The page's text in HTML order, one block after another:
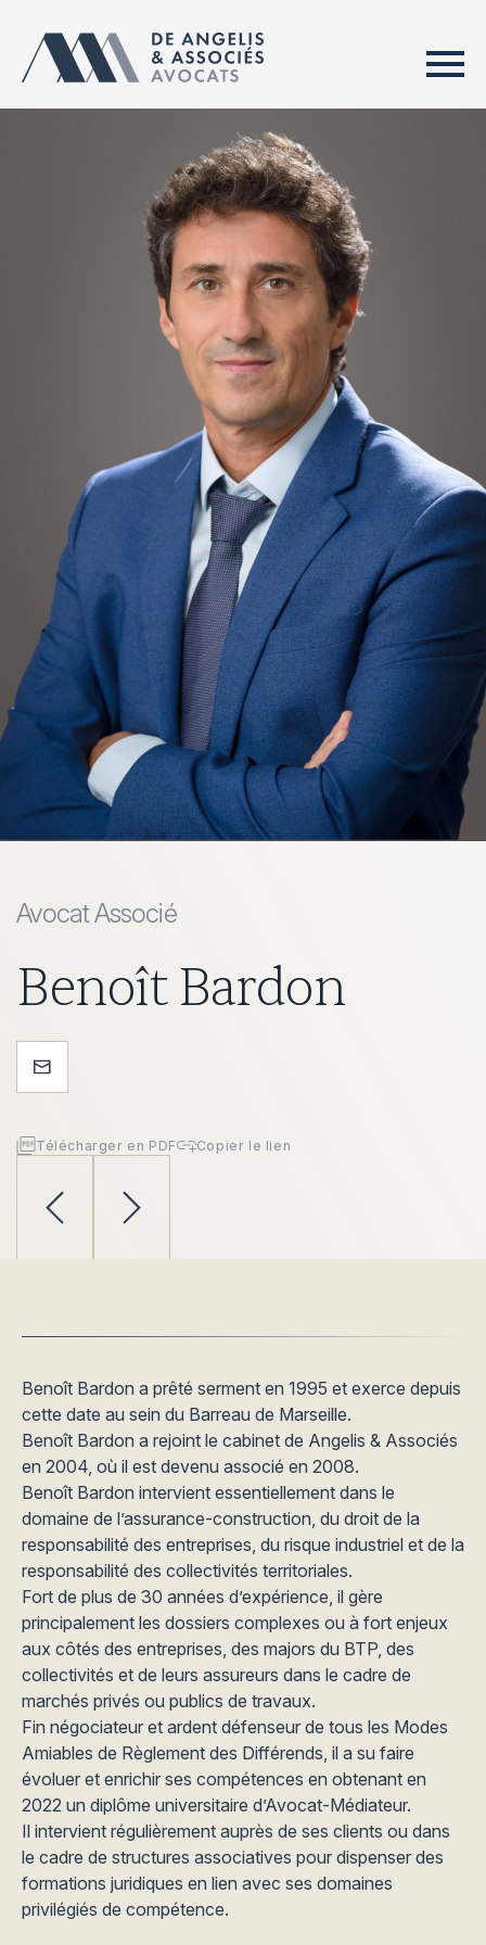
Avocat Associé
Benoît Bardon
Télécharger en PDF Copier le lien
Benoît Bardon a prêté serment en 1995 et exerce depuis
cette date au sein du Barreau de Marseille.
Benoît Bardon a rejoint le cabinet de Angelis & Associés
en 2004, où il est devenu associé en 2008.
Benoît Bardon intervient essentiellement dans le
domaine de l’assurance-construction, du droit de la
responsabilité des entreprises, du risque industriel et de la
responsabilité des collectivités territoriales.
Fort de plus de 30 années d’expérience, il gère
principalement les dossiers complexes ou à fort enjeux
aux côtés des entreprises, des majors du BTP, des
collectivités et de leurs assureurs dans le cadre de
marchés privés ou publics de travaux.
Fin négociateur et ardent défenseur de tous les Modes
Amiables de Règlement des Différends, il a su faire
évoluer et enrichir ses compétences en obtenant en
2022 un diplôme universitaire d’Avocat-Médiateur.
Il intervient régulièrement auprès de ses clients ou dans
le cadre de structures associatives pour dispenser des
formations juridiques en lien avec ses domaines
privilégiés de compétence.